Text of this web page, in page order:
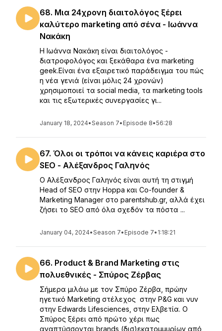
68. Μια 24χρονη διαιτολόγος ξέρει
καλύτερο marketing από σένα - Ιωάννα
Νακάκη
H Ιωάννα Νακάκη είναι διαιτολόγος -
διατροφολόγος και ξεκάθαρα ένα marketing
geek.Είναι ένα εξαιρετικό παράδειγμα του πώς
η νέα γενιά (είναι μόλις 24 χρονών)
χρησιμοποιεί τα social media, τα marketing tools
και τις εξωτερικές συνεργασίες γι...
January 18, 2024•Season 7• Episode 8•56:28
67. Όλοι οι τρόποι να κάνεις καριέρα στο
SEO - Αλέξανδρος Γαληνός
Ο Αλέξανδρος Γαληνός είναι αυτή τη στιγμή
Head of SEO στην Hoppa και Co-founder &
Marketing Manager στο parentshub.gr, αλλά έχει
ζήσει το SEO από όλα σχεδόν τα πόστα ...
January 04, 2024•Season 7• Episode 7• 1:18:21
66. Product & Brand Marketing στις
πολυεθνικές - Σπύρος Ζέρβας
Σήμερα μιλάω με τον Σπύρο Ζέρβα, πρώην
ηγετικό Marketing στέλεχος στην P&G και νυν
στην Edwards Lifesciences, στην Ελβετία. Ο
Σπύρος ξέρει από πρώτο χέρι πως
αναπτύσσονται brands (δισ)εκατομμυρίων από